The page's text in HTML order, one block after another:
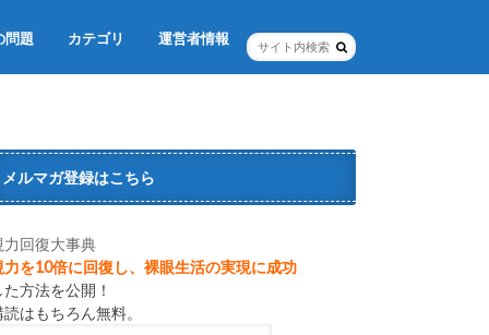
問題 カテゴリ
レーシック 視力矯正手術
クリニック訪問レポ
レーシックを受けた感想
教えてレーシック
眼のコラム
レーシックの用語集
レーシックの動画集
運営者情報
メルマガ登録はこちら
力回復大事典
力を10倍に回復し、裸眼生活の実現に成功
た方法を公開！
読はもちろん無料。